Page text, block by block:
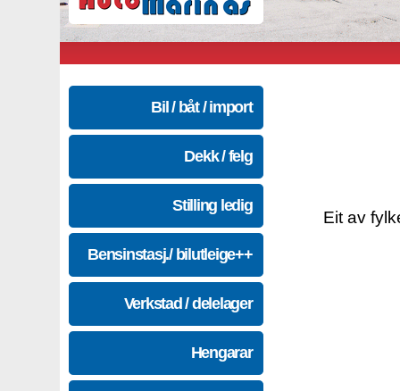
Bil / båt / import
Dekk / felg
Stilling ledig
Bensinstasj./ bilutleige++
Verkstad / delelager
Hengarar
Eit av